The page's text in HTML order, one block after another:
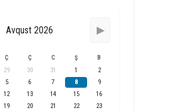
Avqust 2026 ▶
Ç Ç C Ş B
29 30 31 1
2
5 6 7 8
9
12 13 14 15
16
19 20 21 22
23